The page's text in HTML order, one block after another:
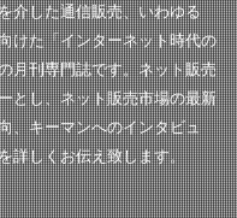
介した通信販売、いわゆる
けた「インターネット時代の
月刊専門誌です。ネット販売
とし、ネット販売市場の最新
、キーマンへのインタビュ
詳しくお伝え致します。